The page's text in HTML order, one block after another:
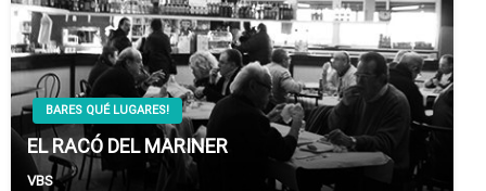
BARES QUÉ LUGARES!
EL RACÓ DEL MARINER
VBS